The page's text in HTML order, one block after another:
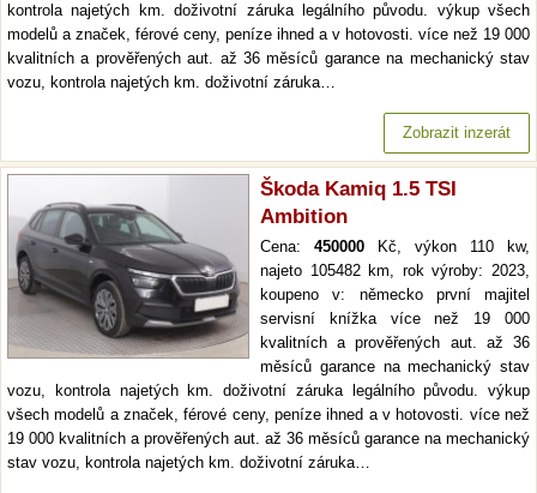
kontrola najetých km. doživotní záruka legálního původu. výkup všech
modelů a značek, férové ceny, peníze ihned a v hotovosti. více než 19 000
kvalitních a prověřených aut. až 36 měsíců garance na mechanický stav
vozu, kontrola najetých km. doživotní záruka…
Zobrazit inzerát
Škoda Kamiq 1.5 TSI
Ambition
Cena: 450000 Kč, výkon 110 kw,
najeto 105482 km, rok výroby: 2023,
koupeno v: německo první majitel
servisní knížka více než 19 000
kvalitních a prověřených aut. až 36
měsíců garance na mechanický stav
vozu, kontrola najetých km. doživotní záruka legálního původu. výkup
všech modelů a značek, férové ceny, peníze ihned a v hotovosti. více než
19 000 kvalitních a prověřených aut. až 36 měsíců garance na mechanický
stav vozu, kontrola najetých km. doživotní záruka…